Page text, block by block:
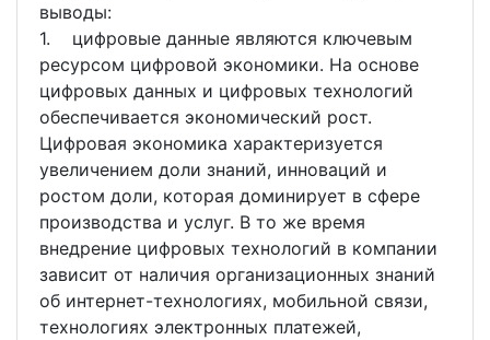
выводы:
1. цифровые данные являются ключевым
ресурсом цифровой экономики. На основе
цифровых данных и цифровых технологий
обеспечивается экономический рост.
Цифровая экономика характеризуется
увеличением доли знаний, инноваций и
ростом доли, которая доминирует в сфере
производства и услуг. В то же время
внедрение цифровых технологий в компании
зависит от наличия организационных знаний
об интернет-технологиях, мобильной связи,
технологиях электронных платежей,